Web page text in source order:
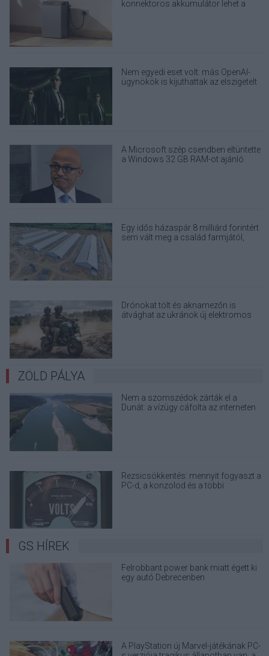
konnektoros akkumulátor lehet a
Nem egyedi eset volt: más OpenAI-
ügynökök is kijuthattak az elszigetelt
A Microsoft szép csendben eltüntette
a Windows 32 GB RAM-ot ajánló
Egy idős házaspár 8 milliárd forintért
sem vált meg a család farmjától,
Drónokat tölt és aknamezőn is
átvághat az ukránok új elektromos
ZÖLD PÁLYA
Nem a szomszédok zárták el a
Dunát: a vízügy cáfolta az interneten
Rezsicsökkentés: mennyit fogyaszt a
PC-d, a konzolod és a többi
GS HÍREK
Felrobbant power bank miatt égett ki
egy autó Debrecenben
A PlayStation új Marvel-játékának PC-